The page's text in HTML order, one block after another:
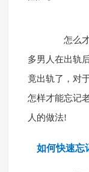
怎么才
多男人在出轨
竟出轨了，对
怎样才能忘记
人的做法!
如何快速忘